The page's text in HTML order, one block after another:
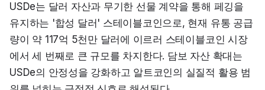
USDe는 달러 자산과 무기한 선물 계약을 통해 페깅을
유지하는 '합성 달러' 스테이블코인으로, 현재 유통 공급
량이 약 117억 5천만 달러에 이르러 스테이블코인 시장
에서 세 번째로 큰 규모를 차지한다. 담보 자산 확대는
USDe의 안정성을 강화하고 알트코인의 실질적 활용 범